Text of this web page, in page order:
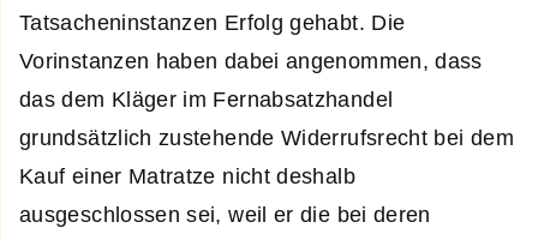
Tatsacheninstanzen Erfolg gehabt. Die
Vorinstanzen haben dabei angenommen, dass
das dem Kläger im Fernabsatzhandel
grundsätzlich zustehende Widerrufsrecht bei dem
Kauf einer Matratze nicht deshalb
ausgeschlossen sei, weil er die bei deren